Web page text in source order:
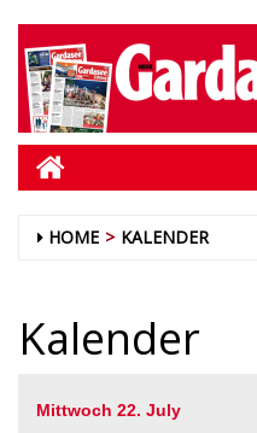
HOME KALENDER
Kalender
Mittwoch 22. July